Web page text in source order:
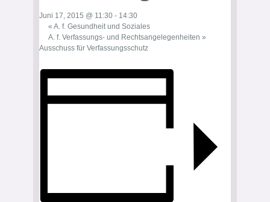
Juni 17, 2015 @ 11:30 - 14:30
« A. f. Gesundheit und Soziales
A. f. Verfassungs- und Rechtsangelegenheiten »
Ausschuss für Verfassungsschutz